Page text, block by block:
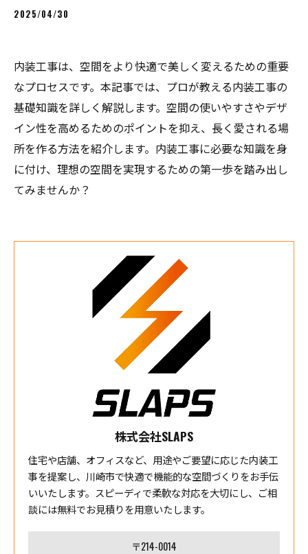
2025/04/30
内装工事は、空間をより快適で美しく変えるための重要
なプロセスです。本記事では、プロが教える内装工事の
基礎知識を詳しく解説します。空間の使いやすさやデザ
イン性を高めるためのポイントを抑え、長く愛される場
所を作る方法を紹介します。内装工事に必要な知識を身
に付け、理想の空間を実現するための第一歩を踏み出し
てみませんか？
株式会社SLAPS
住宅や店舗、オフィスなど、用途やご要望に応じた内装工
事を提案し、川崎市で快適で機能的な空間づくりをお手伝
いいたします。スピーディで柔軟な対応を大切にし、ご相
談には無料でお見積りを用意いたします。
〒214-0014